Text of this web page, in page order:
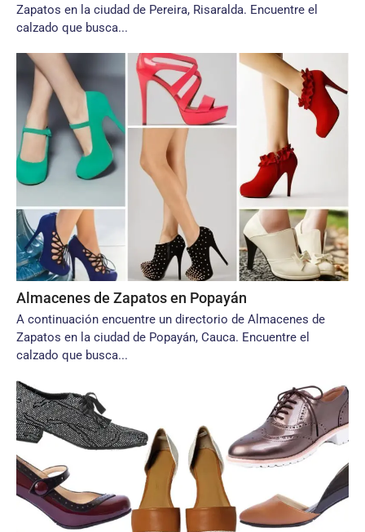
Zapatos en la ciudad de Pereira, Risaralda. Encuentre el
calzado que busca...
Almacenes de Zapatos en Popayán
A continuación encuentre un directorio de Almacenes de
Zapatos en la ciudad de Popayán, Cauca. Encuentre el
calzado que busca...